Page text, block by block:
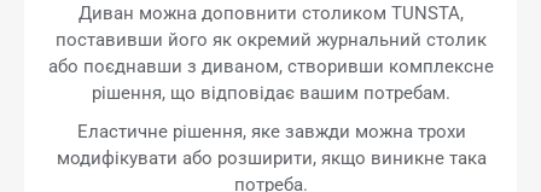
Диван можна доповнити столиком TUNSTA,
поставивши його як окремий журнальний столик
або поєднавши з диваном, створивши комплексне
рішення, що відповідає вашим потребам.
Еластичне рішення, яке завжди можна трохи
модифікувати або розширити, якщо виникне така
потреба.